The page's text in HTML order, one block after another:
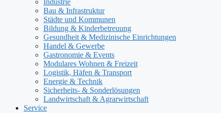
Industrie
Bau & Infrastruktur
Städte und Kommunen
Bildung & Kinderbetreuung
Gesundheit & Medizinische Einrichtungen
Handel & Gewerbe
Gastronomie & Events
Modulares Wohnen & Freizeit
Logistik, Häfen & Transport
Energie & Technik
Sicherheits- & Sonderlösungen
Landwirtschaft & Agrarwirtschaft
Service